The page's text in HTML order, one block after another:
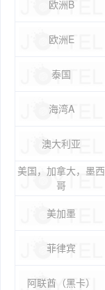
欧洲B
欧洲E
泰国
海湾A
澳大利亚
美国，加拿大，墨西
哥
美加墨
菲律宾
阿联酋（黑卡）